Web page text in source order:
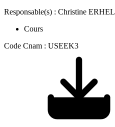
Responsable(s) : Christine ERHEL
Cours
Code Cnam : USEEK3